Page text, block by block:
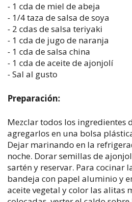
- 1 cda de miel de abeja
- 1/4 taza de salsa de soya
- 2 cdas de salsa teriyaki
- 1 cda de jugo de naranja
- 1 cda de salsa china
- 1 cda de aceite de ajonjolí
- Sal al gusto
Preparación:
Mezclar todos los ingredientes
agregarlos en una bolsa
Dejar marinando en la
noche. Dorar semillas de
sartén y reservar. Para cocinar
bandeja con papel aluminio y
aceite vegetal y color las alitas